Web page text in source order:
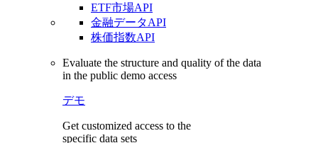
ETF市場API
金融データAPI
株価指数API
Evaluate the structure and quality of the data
in the public demo access
デモ
Get customized access to the
specific data sets